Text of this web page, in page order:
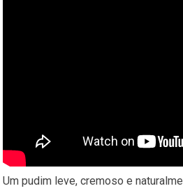
Um pudim leve, cremoso e